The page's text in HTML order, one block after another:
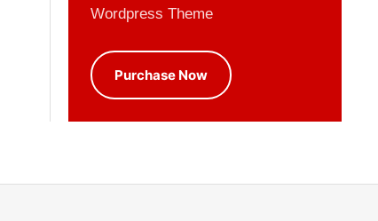
Wordpress Theme
Purchase Now